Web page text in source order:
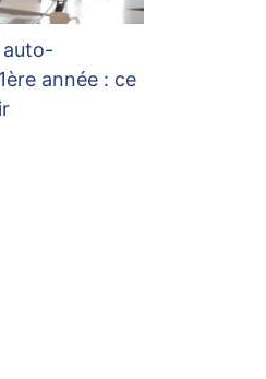
auto-
année : ce